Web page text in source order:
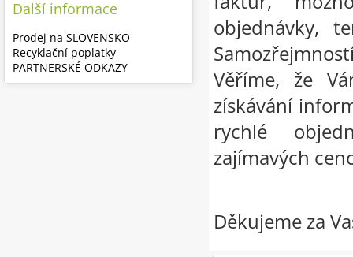
objednávky,
Věříme, že
získávání
rychlé
zajímavých
Děkujeme za
Další informace
Prodej na SLOVENSKO
Recyklační poplatky
PARTNERSKÉ ODKAZY